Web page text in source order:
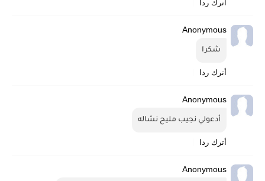
أترك ردا
Anonymous
شكرا
أترك ردا
Anonymous
أدعولي نجيب مليح نشاله
أترك ردا
Anonymous